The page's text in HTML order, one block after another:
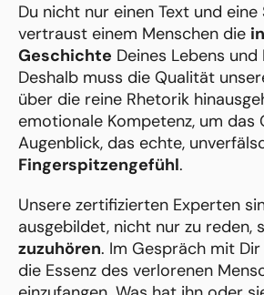
Du nicht nur einen Text und eine
vertraust einem Menschen die
Geschichte Deines Lebens und
Deshalb muss die Qualität
über die reine Rhetorik
emotionale Kompetenz, um das
Augenblick, das echte,
Fingerspitzengefühl.
Unsere zertifizierten Experten
ausgebildet, nicht nur zu reden,
zuzuhören. Im Gespräch mit
die Essenz des verlorenen